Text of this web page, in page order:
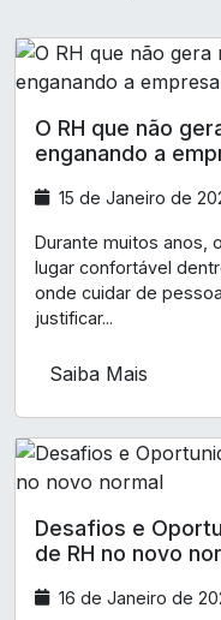
O RH que não
enganando a
15 de Janeiro de
Durante muitos anos,
lugar confortável
onde cuidar de
justificar...
Saiba Mais
Desafios e
de RH no novo
16 de Janeiro de